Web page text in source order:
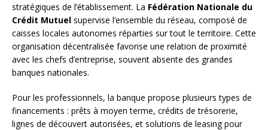
stratégiques de l’établissement. La Fédération Nationale du
Crédit Mutuel supervise l’ensemble du réseau, composé de
caisses locales autonomes réparties sur tout le territoire. Cette
organisation décentralisée favorise une relation de proximité
avec les chefs d’entreprise, souvent absente des grandes
banques nationales.
Pour les professionnels, la banque propose plusieurs types de
financements : prêts à moyen terme, crédits de trésorerie,
lignes de découvert autorisées, et solutions de leasing pour